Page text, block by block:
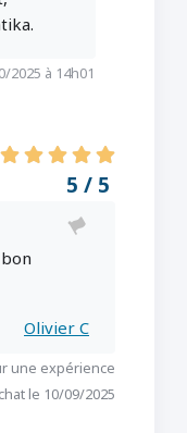
2025 à 14h01
5 / 5
Olivier C
une expérience
le 10/09/2025